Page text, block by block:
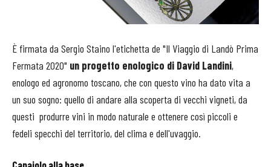
È firmata da Sergio Staino l'etichetta de "Il Viaggio di Landò Prima
Fermata 2020" un progetto enologico di David Landini,
enologo ed agronomo toscano, che con questo vino ha dato vita a
un suo sogno: quello di andare alla scoperta di vecchi vigneti, da
questi produrre vini in modo naturale e ottenere così piccoli e
fedeli specchi del territorio, del clima e dell'uvaggio.